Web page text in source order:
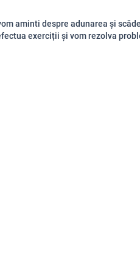
aminti despre adunarea și
exerciții și vom rezolva